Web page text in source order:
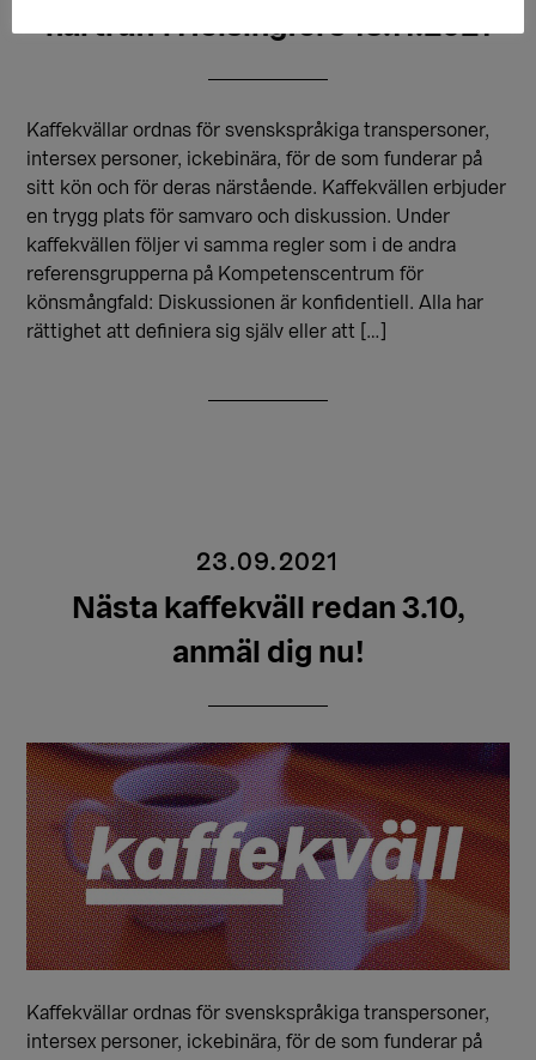
närträff i Helsingfors 13.11.2021
Kaffekvällar ordnas för svenskspråkiga transpersoner,
intersex personer, ickebinära, för de som funderar på
sitt kön och för deras närstående. Kaffekvällen erbjuder
en trygg plats för samvaro och diskussion. Under
kaffekvällen följer vi samma regler som i de andra
referensgrupperna på Kompetenscentrum för
könsmångfald: Diskussionen är konfidentiell. Alla har
rättighet att definiera sig själv eller att […]
23.09.2021
Nästa kaffekväll redan 3.10,
anmäl dig nu!
Kaffekvällar ordnas för svenskspråkiga transpersoner,
intersex personer, ickebinära, för de som funderar på